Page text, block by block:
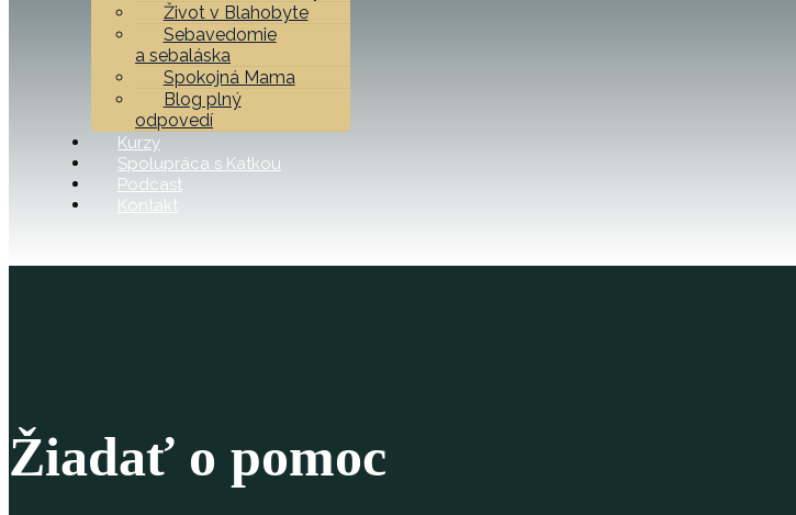
Život v Blahobyte
Sebavedomie
a sebaláska
Spokojná Mama
Blog plný
odpovedí
Kurzy
Spolupráca s Katkou
Podcast
Kontakt
Žiadať o pomoc